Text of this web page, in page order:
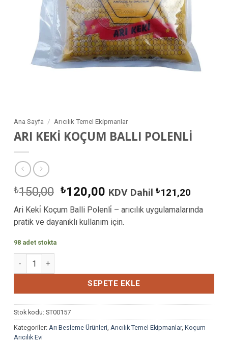
Ana Sayfa / Arıcılık Temel Ekipmanlar
ARI KEKİ KOÇUM BALLI POLENLİ
₺150,00 Orijinal
fiyat:
₺150,00.
₺120,00 Şu
andaki
fiyat:
₺120,00.
KDV Dahil₺121,20
Ari Keki̇ Koçum Balli Polenli̇ – arıcılık uygulamalarında
pratik ve dayanıklı kullanım için.
98 adet stokta
SEPETE EKLE
Stok kodu: ST00157
Kategoriler: Arı Besleme Ürünleri, Arıcılık Temel Ekipmanlar, Koçum
Arıcılık Evi